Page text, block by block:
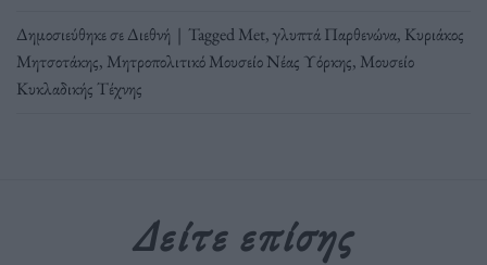
Δημοσιεύθηκε σεΔιεθνή | TaggedMet,γλυπτά Παρθενώνα, Κυριάκος
Μητσοτάκης, Μητροπολιτικό Μουσείο Νέας Υόρκης, Μουσείο
Κυκλαδικής Τέχνης
Δείτε επίσης